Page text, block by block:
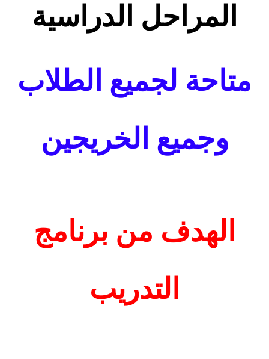
المراحل الدراسية
متاحة لجميع الطلاب
وجميع الخريجين
الهدف من برنامج
التدريب